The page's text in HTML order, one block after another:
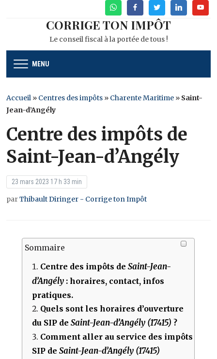
WhatsAppFacebookTwitterLinkedin
CORRIGE TON IMPÔT
Le conseil fiscal à la portée de tous !
MENU
Accueil » Centres des impôts » Charente Maritime » Saint-
Jean-d’Angély
Centre des impôts de
Saint-Jean-d’Angély
23 mars 2023 17 h 33 min
parThibault Diringer - Corrige ton Impôt
Sommaire
Centre des impôts deSaint-Jean-
d’Angély : horaires, contact, infos
pratiques.
Quels sont les horaires d’ouverture
du SIP deSaint-Jean-d’Angély (17415) ?
Comment aller au service des impôts
SIP deSaint-Jean-d’Angély (17415)